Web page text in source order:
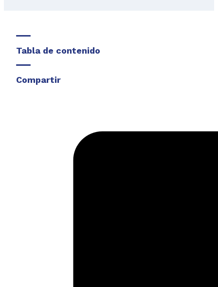
Tabla de contenido
Compartir